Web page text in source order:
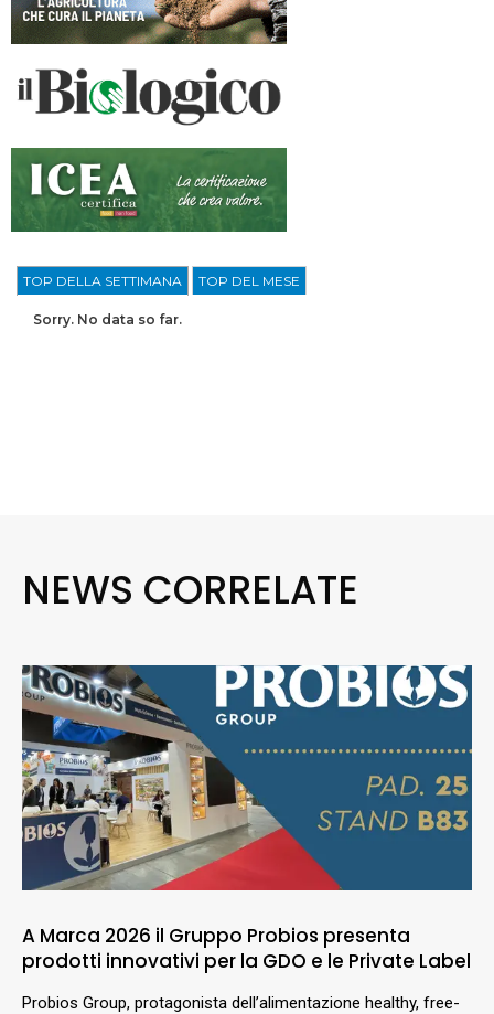
TOP DELLA SETTIMANA TOP DEL MESE
Sorry. No data so far.
NEWS CORRELATE
A Marca 2026 il Gruppo Probios presenta
prodotti innovativi per la GDO e le Private Label
Probios Group, protagonista dell’alimentazione healthy, free-